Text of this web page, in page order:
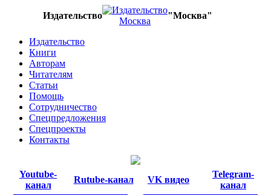
Издательство "Москва"
Издательство
Книги
Авторам
Читателям
Статьи
Помощь
Сотрудничество
Спецпредложения
Спецпроекты
Контакты
Youtube-
канал
Rutube-канал VK видео
Telegram-
канал